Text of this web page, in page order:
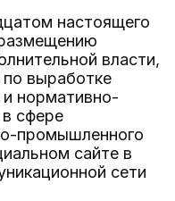
настоящего
власти,
выработке
и нормативно-
сфере
промышленного
сайте в
сети